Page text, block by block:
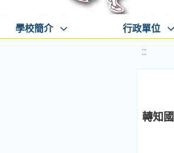
學校簡介 行政單位
:::
轉知